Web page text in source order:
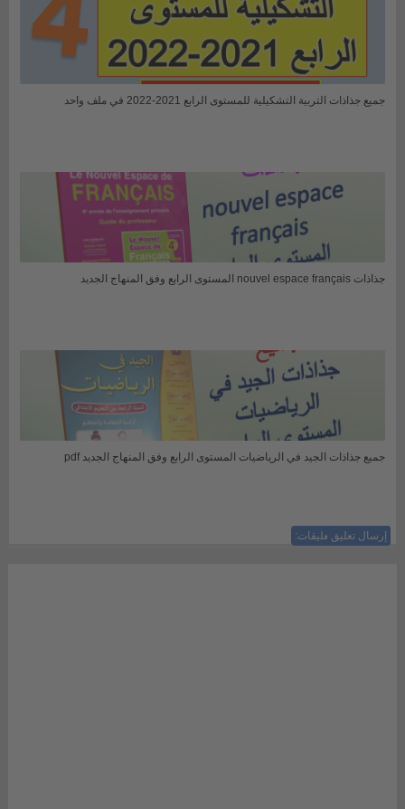
جميع جذاذات التربية التشكيلية للمستوى الرابع 2021-2022 في ملف واحد
جذاذات nouvel espace français المستوى الرابع وفق المنهاج الجديد
جميع جذاذات الجيد في الرياضيات المستوى الرابع وفق المنهاج الجديد pdf
ليست هناك تعليقات:
إرسال تعليق